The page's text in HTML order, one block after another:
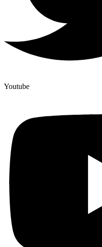
Youtube